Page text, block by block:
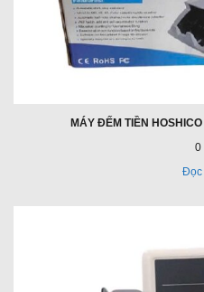
MÁY ĐẾM TIỀN
0
Đọc